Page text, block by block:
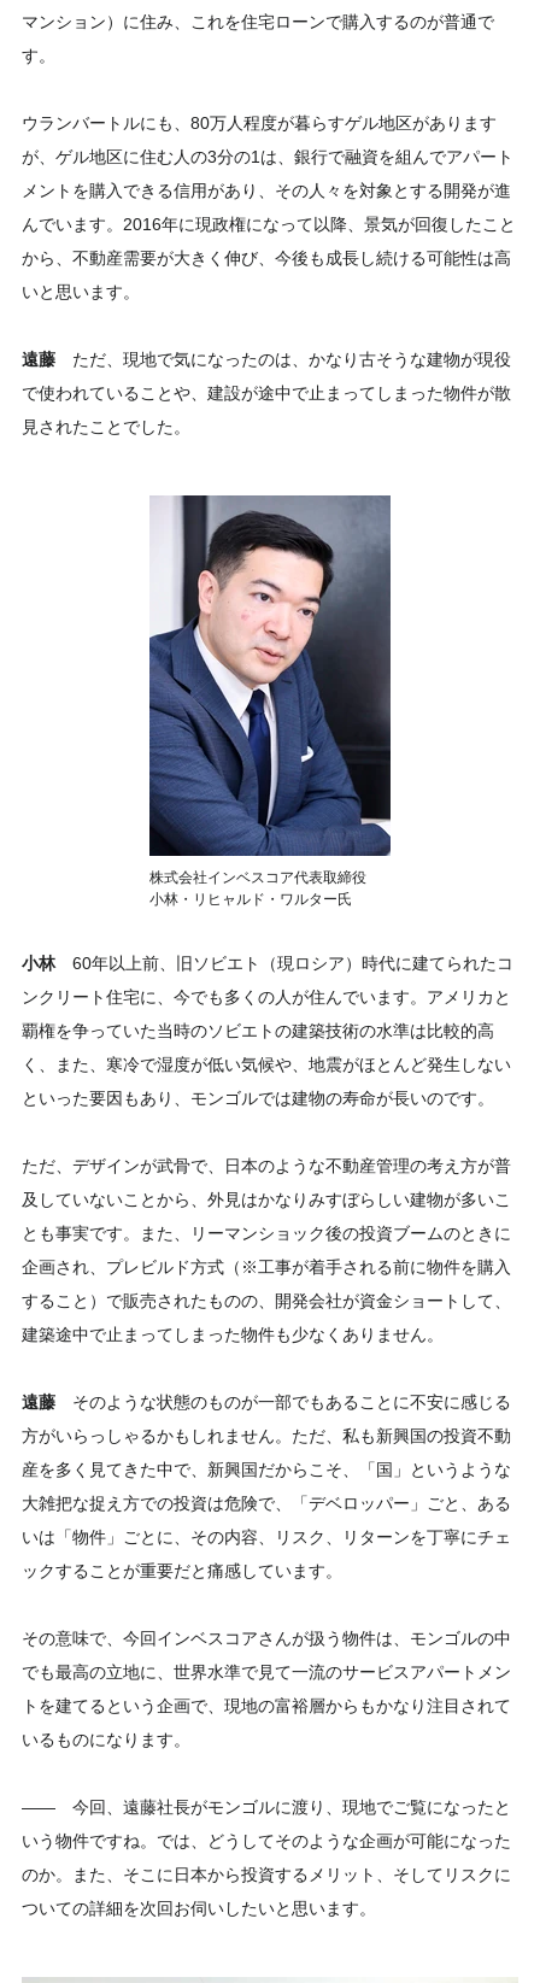
マンション）に住み、これを住宅ローンで購入するのが普通で
す。
ウランバートルにも、80万人程度が暮らすゲル地区があります
が、ゲル地区に住む人の3分の1は、銀行で融資を組んでアパート
メントを購入できる信用があり、その人々を対象とする開発が進
んでいます。2016年に現政権になって以降、景気が回復したこと
から、不動産需要が大きく伸び、今後も成長し続ける可能性は高
いと思います。
遠藤 ただ、現地で気になったのは、かなり古そうな建物が現役
で使われていることや、建設が途中で止まってしまった物件が散
見されたことでした。
株式会社インベスコア代表取締役
小林・リヒャルド・ワルター氏
小林60年以上前、旧ソビエト（現ロシア）時代に建てられたコ
ンクリート住宅に、今でも多くの人が住んでいます。アメリカと
覇権を争っていた当時のソビエトの建築技術の水準は比較的高
く、また、寒冷で湿度が低い気候や、地震がほとんど発生しない
といった要因もあり、モンゴルでは建物の寿命が長いのです。
ただ、デザインが武骨で、日本のような不動産管理の考え方が普
及していないことから、外見はかなりみすぼらしい建物が多いこ
とも事実です。また、リーマンショック後の投資ブームのときに
企画され、プレビルド方式（※工事が着手される前に物件を購入
すること）で販売されたものの、開発会社が資金ショートして、
建築途中で止まってしまった物件も少なくありません。
遠藤 そのような状態のものが一部でもあることに不安に感じる
方がいらっしゃるかもしれません。ただ、私も新興国の投資不動
産を多く見てきた中で、新興国だからこそ、「国」というような
大雑把な捉え方での投資は危険で、「デベロッパー」ごと、ある
いは「物件」ごとに、その内容、リスク、リターンを丁寧にチェ
ックすることが重要だと痛感しています。
その意味で、今回インベスコアさんが扱う物件は、モンゴルの中
でも最高の立地に、世界水準で見て一流のサービスアパートメン
トを建てるという企画で、現地の富裕層からもかなり注目されて
いるものになります。
―― 今回、遠藤社長がモンゴルに渡り、現地でご覧になったと
いう物件ですね。では、どうしてそのような企画が可能になった
のか。また、そこに日本から投資するメリット、そしてリスクに
ついての詳細を次回お伺いしたいと思います。